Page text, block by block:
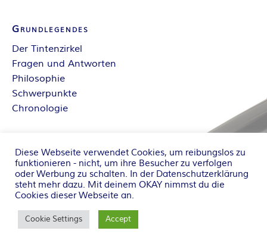
Grundlegendes
Der Tintenzirkel
Fragen und Antworten
Philosophie
Schwerpunkte
Chronologie
for:
Search
Hintergrundbild: Tintenfass © birgitH /
Tintenklecks © János Balázs /
Diese Webseite verwendet Cookies, um reibungslos zu
funktionieren - nicht, um ihre Besucher zu verfolgen
oder Werbung zu schalten. In der Datenschutzerklärung
steht mehr dazu. Mit deinem OKAY nimmst du die
Cookies dieser Webseite an.
Cookie Settings Accept